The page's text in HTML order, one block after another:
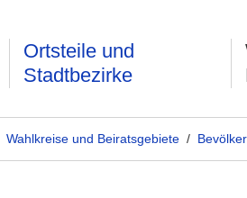
Ortsteile und
Stadtbezirke
Wahlkreise und Beiratsgebiete /